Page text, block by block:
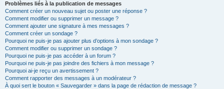
Problèmes liés à la publication de messages
Comment créer un nouveau sujet ou poster une réponse ?
Comment modifier ou supprimer un message ?
Comment ajouter une signature à mes messages ?
Comment créer un sondage ?
Pourquoi ne puis-je pas ajouter plus d’options à mon sondage ?
Comment modifier ou supprimer un sondage ?
Pourquoi ne puis-je pas accéder à un forum ?
Pourquoi ne puis-je pas joindre des fichiers à mon message ?
Pourquoi ai-je reçu un avertissement ?
Comment rapporter des messages à un modérateur ?
À quoi sert le bouton « Sauvegarder » dans la page de rédaction de message ?